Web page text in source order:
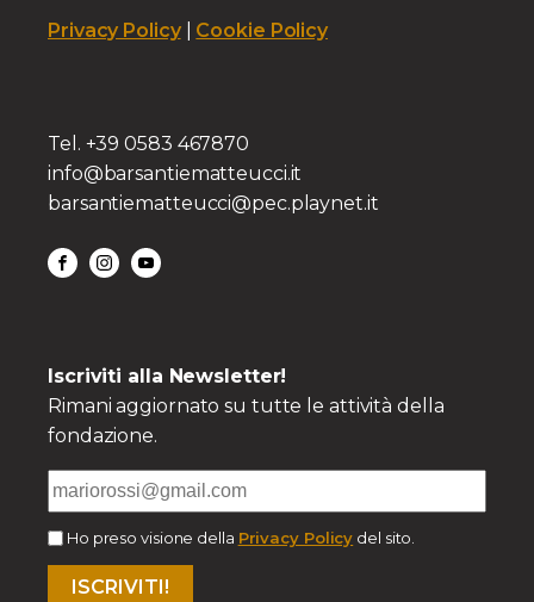
Privacy Policy| Cookie Policy
Tel. +39 0583 467870
info@barsantiematteucci.it
barsantiematteucci@pec.playnet.it
Iscriviti alla Newsletter!
Rimani aggiornato su tutte le attività della
fondazione.
Ho preso visione della Privacy Policy del sito.